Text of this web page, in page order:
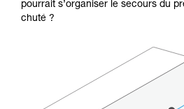
pourrait s’organiser le secours du
chuté ?